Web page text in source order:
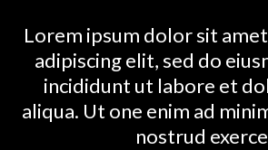
Lorem ipsum dolor sit
adipiscing elit, sed do
incididunt ut labore et
aliqua. Ut one enim ad
nostrud